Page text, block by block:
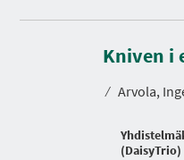
Kniven i
⁄ Arvola,
(DaisyTrio)
e
s
o